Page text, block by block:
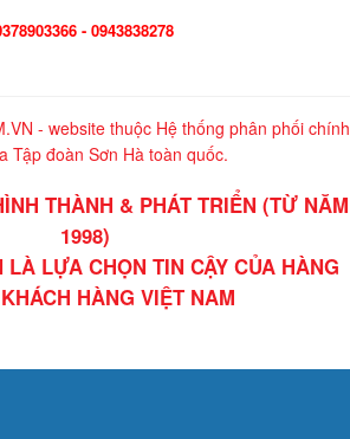
- 0943838278
- website thuộc Hệ thống phân phối chính
Tập đoàn Sơn Hà toàn quốc.
THÀNH & PHÁT TRIỂN (TỪ NĂM
1998)
LÀ LỰA CHỌN TIN CẬY CỦA HÀNG
HÀNG VIỆT NAM